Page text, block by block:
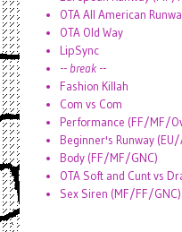
OTA All American
OTA Old Way
LipSync
--break--
Fashion Killah
Com vs Com
Performance (FF/MF/
Beginner's Runway
Body (FF/MF/GNC)
OTA Soft and Cunt vs
Sex Siren (MF/FF/GNC)